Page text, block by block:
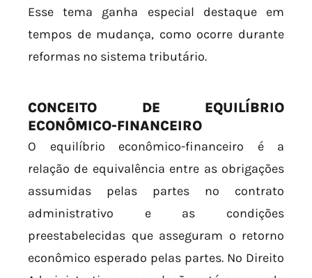
Esse tema ganha especial destaque em
tempos de mudança, como ocorre durante
reformas no sistema tributário.
CONCEITO DE EQUILÍBRIO
ECONÔMICO-FINANCEIRO
O equilíbrio econômico-financeiro é a
relação de equivalência entre as obrigações
assumidas pelas partes no contrato
administrativo e as condições
preestabelecidas que asseguram o retorno
econômico esperado pelas partes. No Direito